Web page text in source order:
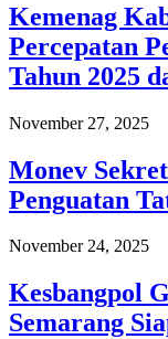
Kemenag
Percepatan
Tahun 2025
November 27, 2025
Monev
Penguatan
November 24, 2025
Kesbangpol
Semarang